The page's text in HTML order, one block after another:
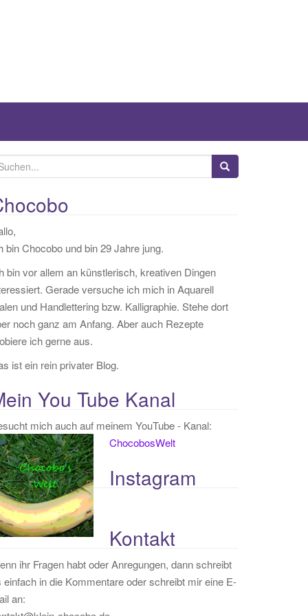
bin Chocobo und bin 29 Jahre jung.
bin vor allem an künstlerisch, kreativen Dingen
Gerade versuche ich mich in Aquarell
und Handlettering bzw. Kalligraphie. Stehe dort
noch ganz am Anfang. Aber auch Rezepte
ich gerne aus.
ist ein rein privater Blog.
You Tube Kanal
mich auch auf meinem YouTube - Kanal:
ChocobosWelt
Instagram
Kontakt
ihr Fragen habt oder Anregungen, dann schreibt
einfach in die Kommentare oder schreibt mir eine E-
an: